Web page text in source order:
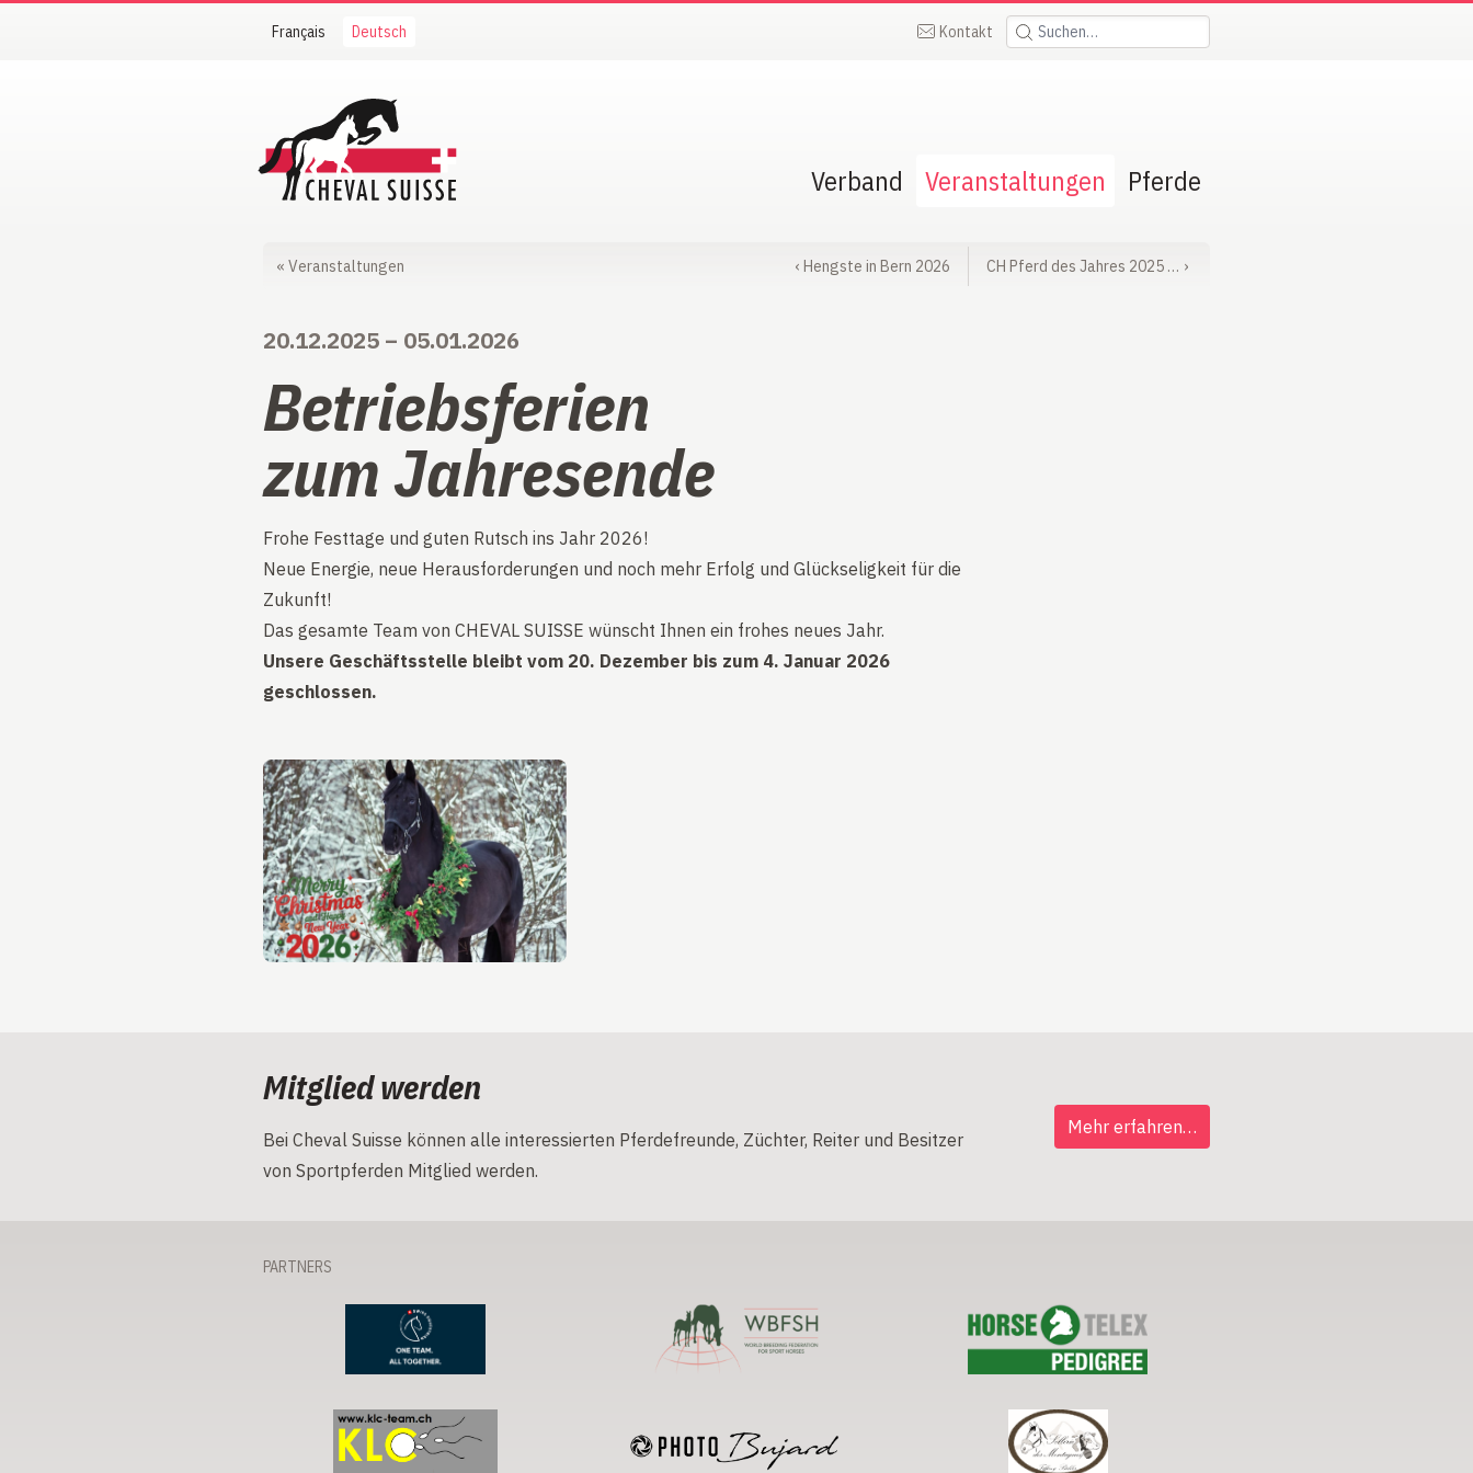
Français Deutsch Kontakt Suchen:
Cheval Suisse
Verband Veranstaltungen Pferde
« Veranstaltungen ‹ Hengste in Bern 2026 CH Pferd des Jahres 2025 … ›
20.12.2025 – 05.01.2026
Betriebsferien
zum Jahresende
Frohe Festtage und guten Rutsch ins Jahr 2026!
Neue Energie, neue Herausforderungen und noch mehr Erfolg und Glückseligkeit für die
Zukunft!
Das gesamte Team von CHEVAL SUISSE wünscht Ihnen ein frohes neues Jahr.
Unsere Geschäftsstelle bleibt vom 20. Dezember bis zum 4. Januar 2026
geschlossen.
Mitglied werden
Bei Cheval Suisse können alle interessierten Pferdefreunde, Züchter, Reiter und Besitzer
von Sportpferden Mitglied werden.
Mehr erfahren…
PARTNERS